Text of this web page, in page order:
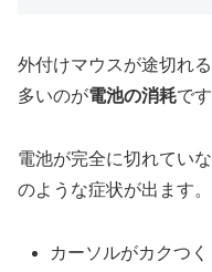
外付けマウスが途切れ
多いのが電池の消耗です
電池が完全に切れてい
のような症状が出ます。
カーソルがカクつく